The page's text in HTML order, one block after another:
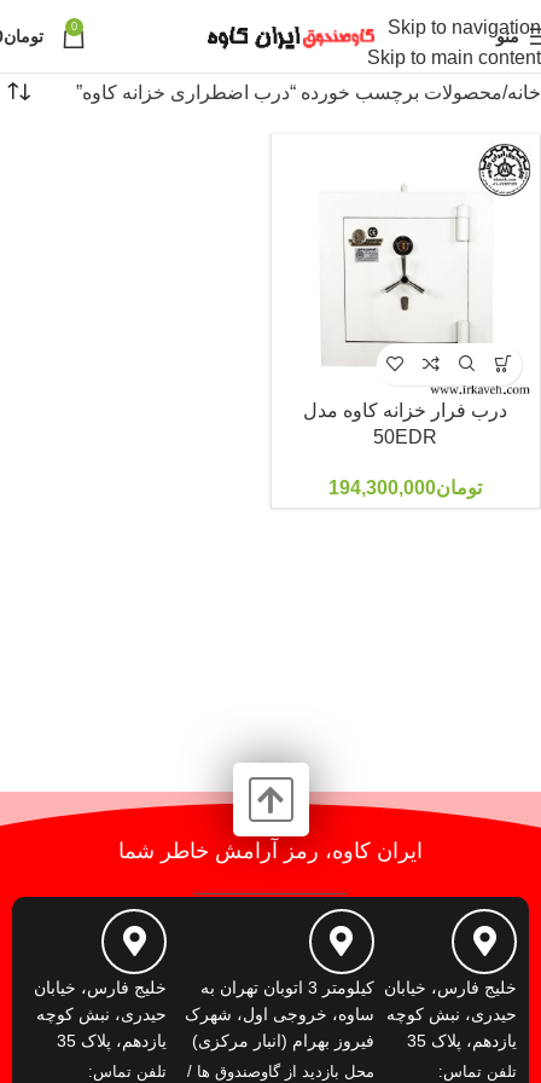
Skip to navigation
Skip to main content
منو 0 تومان
خانه محصولات برچسب خورده “درب اضطراری خزانه کاوه”
درب فرار خزانه کاوه مدل
50EDR
تومان194,300,000
ایران کاوه، رمز آرامش خاطر شما
خلیج فارس، خیابان
حیدری، نبش کوچه
یازدهم، پلاک 35
تلفن تماس:
کیلومتر 3 اتوبان تهران به
ساوه، خروجی اول، شهرک
فیروز بهرام (انبار مرکزی)
محل بازدید از گاوصندوق ها /
خلیج فارس، خیابان
حیدری، نبش کوچه
یازدهم، پلاک 35
تلفن تماس: